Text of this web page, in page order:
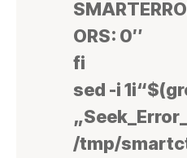
ORS: 0″
fi
sed -i
/tmp/